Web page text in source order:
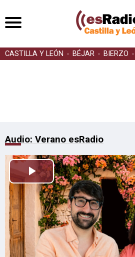
CASTILLA Y LEÓN BÉJAR BIERZO
Audio: Verano esRadio
Reproducir